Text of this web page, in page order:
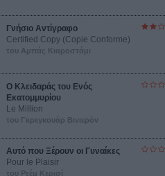
Γνήσιο Αντίγραφο
Certified Copy (Copie Conforme)
του Αμπάς Κιαροστάμι
Ο Κλειδαράς του Ενός
Εκατομμυρίου
Le Million
του Γκρεγκουάρ Βινιερόν
Αυτό που Ξέρουν οι Γυναίκες
Pour le Plaisir
του Ρεέμ Κερισί